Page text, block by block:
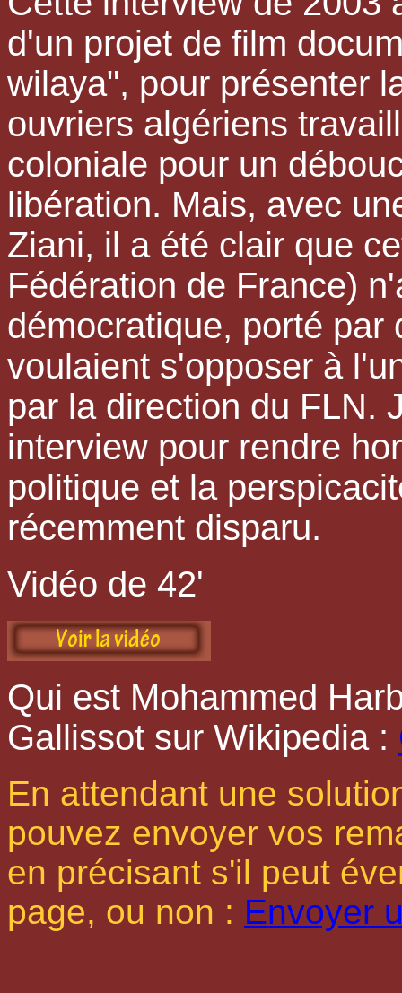
d'un projet de film
wilaya", pour présenter
ouvriers algériens
coloniale pour un
libération. Mais, avec
Ziani, il a été clair que
Fédération de France)
démocratique, porté par
voulaient s'opposer à
par la direction du FLN.
interview pour rendre
politique et la
récemment disparu.
Vidéo de 42'
Qui est Mohammed
Gallissot sur Wikipedia :
En attendant une
pouvez envoyer vos
en précisant s'il peut
page, ou non : Envoyer